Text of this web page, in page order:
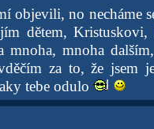
objevili, no necháme
dětem,
mnoha
za to, že jsem
tebe odulo